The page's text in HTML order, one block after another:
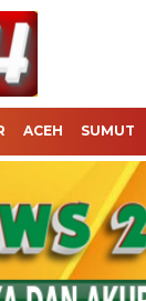
ACEH SUMUT